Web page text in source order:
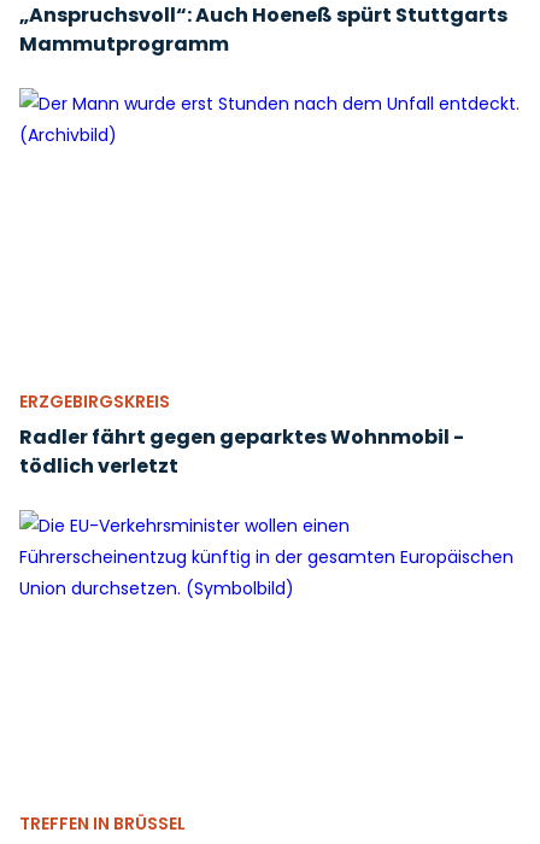
„Anspruchsvoll“: Auch Hoeneß spürt Stuttgarts
Mammutprogramm
ERZGEBIRGSKREIS
Radler fährt gegen geparktes Wohnmobil -
tödlich verletzt
TREFFEN IN BRÜSSEL